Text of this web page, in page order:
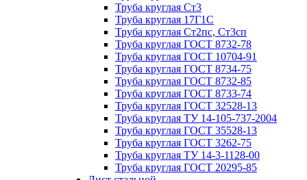
Труба круглая Ст3
Труба круглая 17Г1С
Труба круглая Ст2пс, Ст3сп
Труба круглая ГОСТ 8732-78
Труба круглая ГОСТ 10704-91
Труба круглая ГОСТ 8734-75
Труба круглая ГОСТ 8732-85
Труба круглая ГОСТ 8733-74
Труба круглая ГОСТ 32528-13
Труба круглая ТУ 14-105-737-2004
Труба круглая ГОСТ 35528-13
Труба круглая ГОСТ 3262-75
Труба круглая ТУ 14-3-1128-00
Труба круглая ГОСТ 20295-85